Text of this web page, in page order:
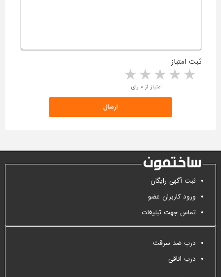
ثبت امتیاز
4 stars 3 stars 2 stars 1 star امتیاز از ۰ رای
ثبت آگهی رایگان
ورود کاربران عضو
تماس جهت تبلیغات
درب ضد سرقت
درب اتاقی